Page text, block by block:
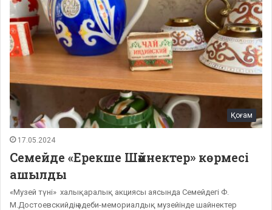
Қоғам
17.05.2024
Семейде «Ерекше Шәйнектер» көрмесі
ашылды
«Музей түні» халықаралық акциясы аясында Семейдегі Ф.
М.Достоевскийдің әдеби-мемориалдық музейінде шайнектер